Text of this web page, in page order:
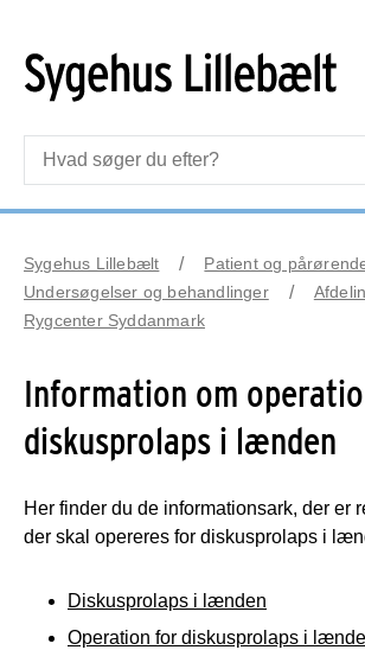
Sygehus Lillebælt
Patient og
Undersøgelser og behandlinger
Rygcenter Syddanmark
Information om
diskusprolaps i lænden
Her finder du de informationsark, der er
der skal opereres for diskusprolaps i
Diskusprolaps i lænden
Operation for diskusprolaps i